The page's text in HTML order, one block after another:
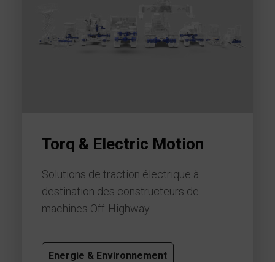
Torq & Electric Motion
Solutions de traction électrique à
destination des constructeurs de
machines Off-Highway
Energie & Environnement